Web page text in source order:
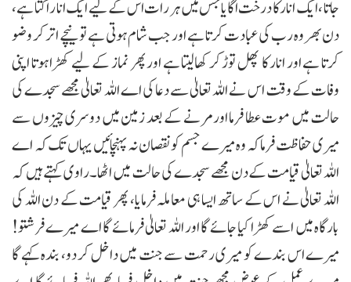
جاتا ، ایک انار کا درخت اگایا جس میں ہر رات اس کے لیے ایک انا را گتا ہے،
دن بھر وہ رب کی عبادت کرتا ہے اور جب شام ہوتی ہے تو نیچے اتر کر وضو
کرتا ہے اور انار کا پھل توڑ کر کھالیتا ہے اور پھر نماز کے لیے کھڑا ہوتا اپنی
وفات کے وقت اس نے اللہ تعالیٰ سے دعا کی اے اللہ تعالیٰ مجھے سجدے کی
حالت میں موت عطا فرما اورمرنے کے بعد زمین میں دوسری چیزوں سے
میری حفاظت فرما کہ وہ میرے جسم کو نقصان نہ پہنچائیں یہاں تک کہ اے
اللہ تعالیٰ قیامت کے دن مجھے سجدے کی حالت میں اٹھا۔ راوی کہتے ہیں کہ
اللہ تعالیٰ نے اس کے ساتھ ایسا ہی معاملہ فرمایا، پھر قیامت کے دن اللہ کی
بارگاہ میں اسے کھڑا کیا جائے گا اور اللہ تعالیٰ فرمائے گا اے میرے فرشتو!
میرے اس بندے کو میری رحمت سے جنت میں داخل کر دو، بندہ کہے گا